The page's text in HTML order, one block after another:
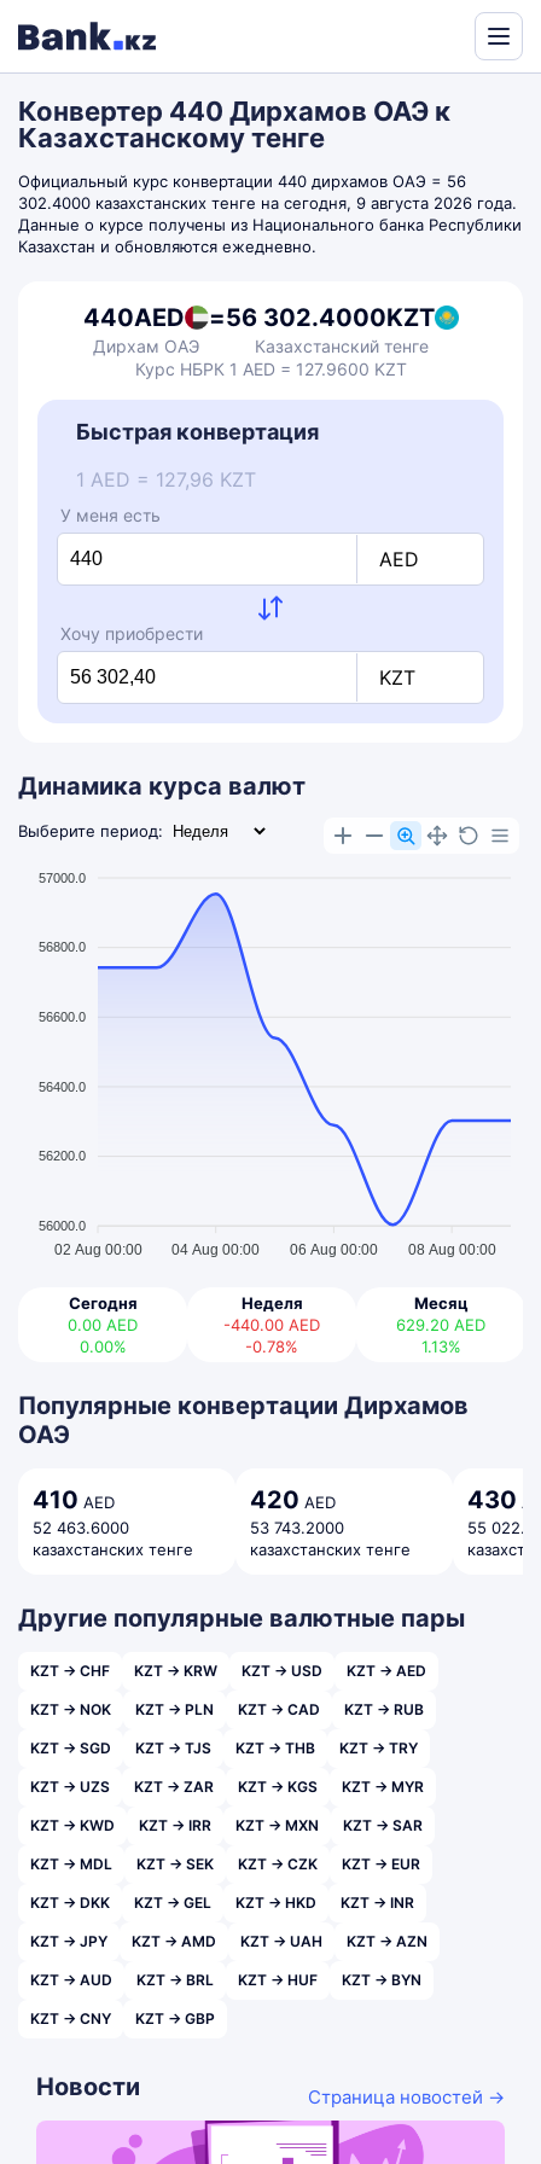
by
Translate
Конвертер 440 Дирхамов ОАЭ к
Казахстанскому тенге
Официальный курс конвертации 440 дирхамов ОАЭ = 56
302.4000 казахстанских тенге на сегодня, 9 августа 2026 года.
Данные о курсе получены из Национального банка Республики
Казахстан и обновляются ежедневно.
440AED
Дирхам ОАЭ
=56 302.4000KZT
Казахстанский тенге
Курс НБРК 1 AED = 127.9600 KZT
Быстрая конвертация
1 AED = 127,96 KZT
У меня есть
AED
Хочу приобрести
KZT
Динамика курса валют
Выберите период:
57000.0
56800.0
56600.0
56400.0
56200.0
56000.0
02 Aug 00:00 04 Aug 00:00 06 Aug 00:00 08 Aug 00:00
Сегодня
0.00 AED
0.00%
Неделя
-440.00 AED
-0.78%
Месяц
629.20 AED
1.13%
Популярные конвертации Дирхамов
ОАЭ
410 AED
52 463.6000
казахстанских тенге
420 AED
53 743.2000
казахстанских тенге
430
55
Другие популярные валютные пары
KZT → CHF KZT → KRW KZT → USD KZT → AED
KZT → NOK KZT → PLN KZT → CAD KZT → RUB
KZT → SGD KZT → TJS KZT → THB KZT → TRY
KZT → UZS KZT → ZAR KZT → KGS KZT → MYR
KZT → KWD KZT → IRR KZT → MXN KZT → SAR
KZT → MDL KZT → SEK KZT → CZK KZT → EUR
KZT → DKK KZT → GEL KZT → HKD KZT → INR
KZT → JPY KZT → AMD KZT → UAH KZT → AZN
KZT → AUD KZT → BRL KZT → HUF KZT → BYN
KZT → CNY KZT → GBP
Новости Страница новостей →